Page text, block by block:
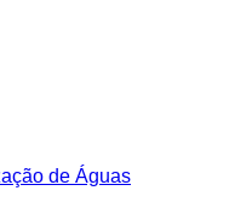
de Águas